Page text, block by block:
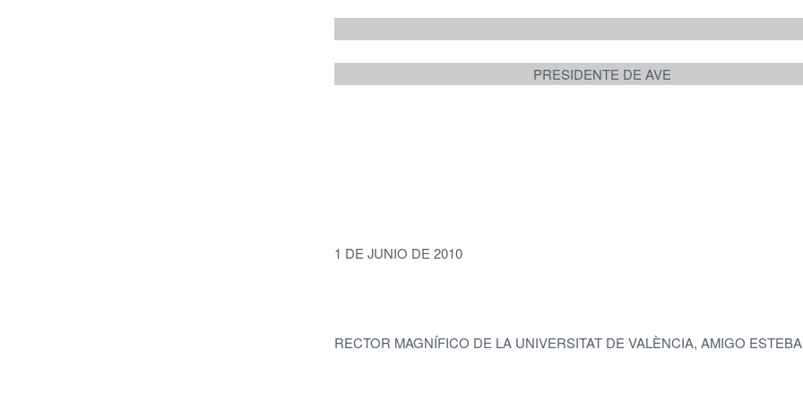
PRESIDENTE DE AVE
1 DE JUNIO DE 2010
RECTOR MAGNÍFICO DE LA UNIVERSITAT DE VALÈNCIA, AMIGO